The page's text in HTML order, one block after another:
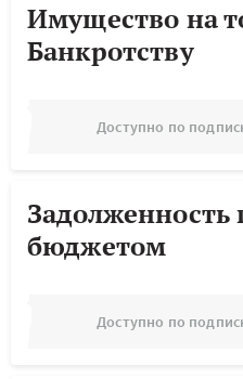
Имущество на
Банкротству
Доступно по
Задолженность
бюджетом
Доступно по